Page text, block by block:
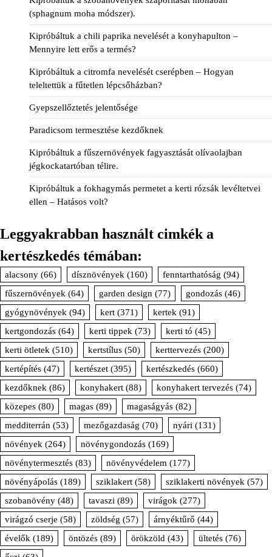
(sphagnum moha módszer).
Kipróbáltuk a chili paprika nevelését a konyhapulton –
Mennyire lett erős a termés?
Kipróbáltuk a citromfa nevelését cserépben – Hogyan
teleltettük a fűtetlen lépcsőházban?
Gyepszellőztetés jelentősége
Paradicsom termesztése kezdőknek
Kipróbáltuk a fűszernövények fagyasztását olívaolajban
jégkockatartóban télire.
Kipróbáltuk a fokhagymás permetet a kerti rózsák levéltetvei
ellen – Hatásos volt?
Leggyakrabban használt cimkék a
kertészkedés témában:
alacsony (66) dísznövények (160) fenntarthatóság (94)
fűszernövények (64) garden design (77) gondozás (46)
gyógynövények (94) kert (371) kertek (91)
kertgondozás (64) kerti tippek (73) kerti tó (45)
kerti ötletek (510) kertstílus (50) kerttervezés (200)
kertépítés (47) kertészet (395) kertészkedés (660)
kezdőknek (86) konyhakert (88) konyhakert tervezés (74)
közepes (80) magas (89) magaságyás (82)
medditerrán (53) mezőgazdaság (70) nyári (131)
növények (264) növénygondozás (169)
növénytermesztés (83) növényvédelem (177)
növényápolás (189) sziklakert (58) sziklakerti növények (57)
szobanövény (48) tavaszi (89) virágok (277)
virágzó cserje (58) zöldség (57) árnyéktűrő (44)
évelők (189) öntözés (89) örökzöld (43) ültetés (76)